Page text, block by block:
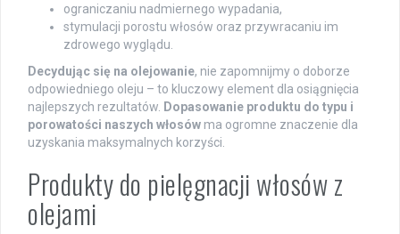
ograniczaniu nadmiernego wypadania,
stymulacji porostu włosów oraz przywracaniu im
zdrowego wyglądu.
Decydując się na olejowanie, nie zapomnijmy o doborze
odpowiedniego oleju – to kluczowy element dla osiągnięcia
najlepszych rezultatów. Dopasowanie produktu do typu i
porowatości naszych włosów ma ogromne znaczenie dla
uzyskania maksymalnych korzyści.
Produkty do pielęgnacji włosów z
olejami